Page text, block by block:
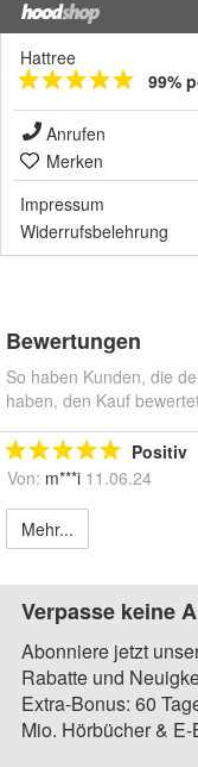
Hattree
99%
Anrufen
Merken
Impressum
Widerrufsbelehrung
Bewertungen
So haben Kunden, die
haben, den Kauf
Positiv
Von: m***i 11.06.24
Mehr...
Verpasse keine
Abonniere jetzt
Rabatte und
Extra-Bonus: 60
Mio. Hörbücher &